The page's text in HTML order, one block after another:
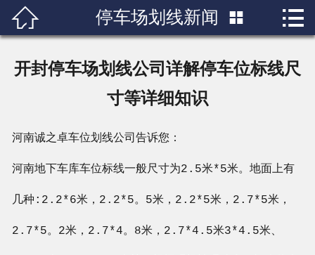
 首页
成功案例
行业知识
人才招聘
 停车场划线新闻  
开封停车场划线公司详解停车位标线尺
寸等详细知识
河南诚之卓车位划线公司告诉您：
河南地下车库车位标线一般尺寸为2.5米*5米。地面上有
几种:2.2*6米，2.2*5。5米，2.2*5米，2.7*5米，
2.7*5。2米，2.7*4。8米，2.7*4.5米3*4.5米、